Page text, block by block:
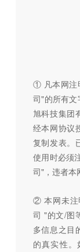
① 凡本网注
司"的所有
旭科技集团
经本网协议
复制发表。
使用时必须
司"，违者本
② 本网未注
司 "的文/图
多信息之目
的真实性